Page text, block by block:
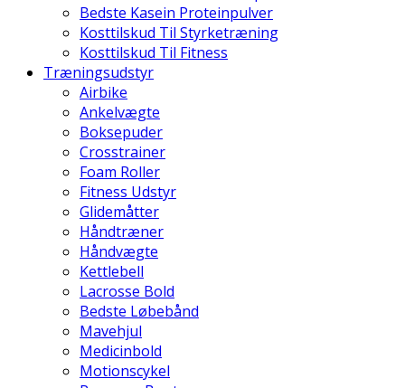
Bedste Kasein Proteinpulver
Kosttilskud Til Styrketræning
Kosttilskud Til Fitness
Træningsudstyr
Airbike
Ankelvægte
Boksepuder
Crosstrainer
Foam Roller
Fitness Udstyr
Glidemåtter
Håndtræner
Håndvægte
Kettlebell
Lacrosse Bold
Bedste Løbebånd
Mavehjul
Medicinbold
Motionscykel